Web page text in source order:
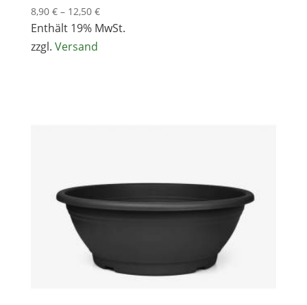
8,90 € – 12,50 €Preisspanne:
8,90 €
Enthält 19% MwSt.
zzgl. Versand